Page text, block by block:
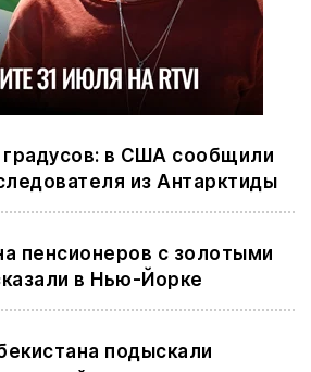
в США сообщили
из Антарктиды
пенсионеров с золотыми
в Нью-Йорке
подыскали